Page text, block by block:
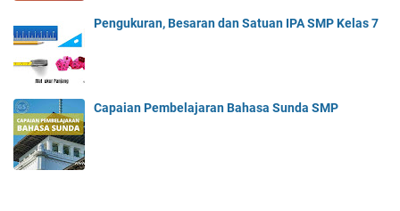
Pengukuran, Besaran dan Satuan IPA SMP Kelas 7
Capaian Pembelajaran Bahasa Sunda SMP